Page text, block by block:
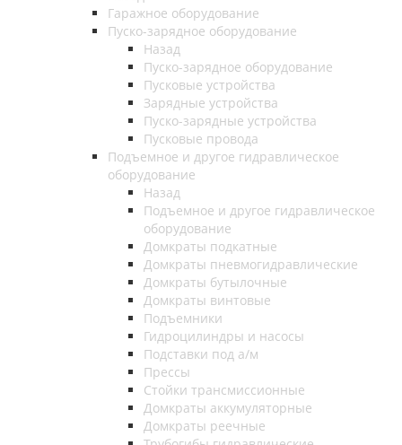
Гаражное оборудование
Пуско-зарядное оборудование
Назад
Пуско-зарядное оборудование
Пусковые устройства
Зарядные устройства
Пуско-зарядные устройства
Пусковые провода
Подъемное и другое гидравлическое
оборудование
Назад
Подъемное и другое гидравлическое
оборудование
Домкраты подкатные
Домкраты пневмогидравлические
Домкраты бутылочные
Домкраты винтовые
Подъемники
Гидроцилиндры и насосы
Подставки под а/м
Прессы
Стойки трансмиссионные
Домкраты аккумуляторные
Домкраты реечные